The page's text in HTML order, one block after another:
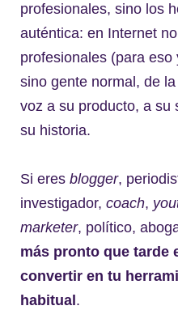
profesionales, sino los
auténtica: en Internet
profesionales (para
sino gente normal, de
voz a su producto, a
su historia.
Si eres blogger,
investigador, coach,
marketer, político,
más pronto que tarde
convertir en tu
habitual .